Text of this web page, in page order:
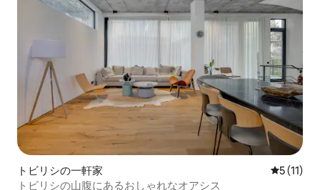
トビリシの一軒家 レビュー
5 (11)
トビリシの山腹にあるおしゃれなオアシス